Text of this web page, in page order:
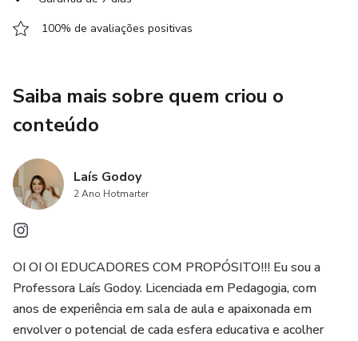
100% de avaliações positivas
Saiba mais sobre quem criou o
conteúdo
Laís Godoy
2 Ano Hotmarter
OI OI OI EDUCADORES COM PROPÓSITO!!! Eu sou a
Professora Laís Godoy. Licenciada em Pedagogia, com
anos de experiência em sala de aula e apaixonada em
envolver o potencial de cada esfera educativa e acolher